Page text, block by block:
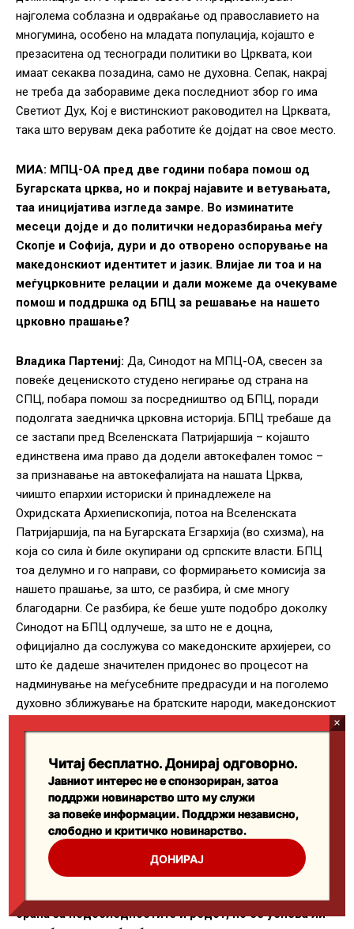
Читај бесплатно. Донирај одговорно.
Јавниот интерес не е спонзориран, затоа
поддржи новинарство што му служи
за повеќе информации. Поддржи независно,
слободно и критичко новинарство.
ДОНИРАЈ